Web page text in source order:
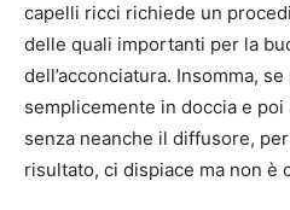
capelli ricci richiede un
delle quali importanti per la
dell’acconciatura. Insomma,
semplicemente in doccia e
senza neanche il diffusore,
risultato, ci dispiace ma non è